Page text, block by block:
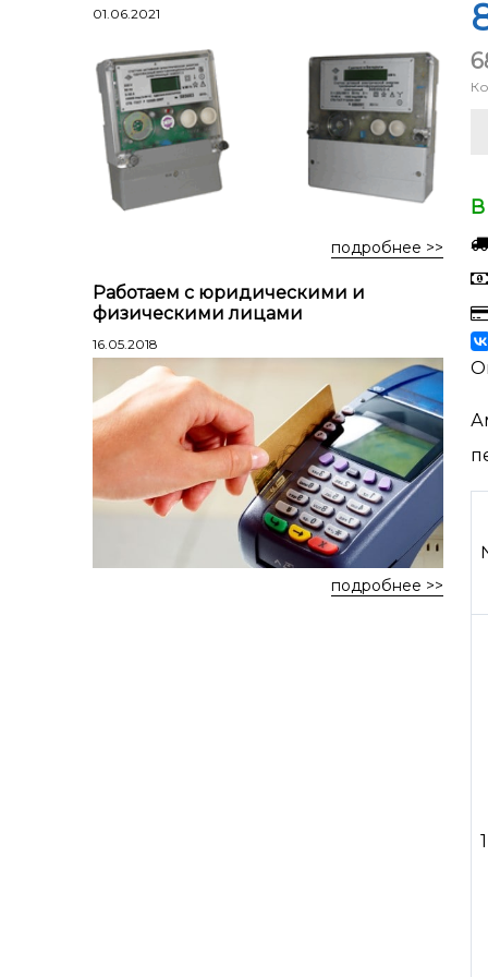
Стремянки алюминиевые
Стремянки двухсторонние
алюминиевые
Стремянки стальные
Стремянки двухсторонние стальные
01.06.2021
подробнее >>
Работаем с юридическими и
физическими лицами
16.05.2018
подробнее >>
1